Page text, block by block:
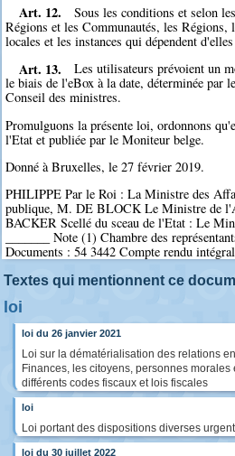
Art. 12.
Sous les conditions et selon
Régions et les Communautés, les Régions,
locales et les instances qui dépendent
Art. 13.
Les utilisateurs prévoient un
le biais de l'eBox à la date, déterminée par
Conseil des ministres.
Promulguons la présente loi, ordonnons
l'Etat et publiée par le Moniteur belge.
Donné à Bruxelles, le 27 février 2019.
PHILIPPE Par le Roi : La Ministre des
publique, M. DE BLOCK Le Ministre de
BACKER Scellé du sceau de l'Etat : Le
_______ Note (1) Chambre des
Documents : 54 3442 Compte rendu
Textes qui mentionnent ce
loi
loi du 26 janvier 2021
Loi sur la dématérialisation des relations
Finances, les citoyens, personnes morales
différents codes fiscaux et lois fiscales
loi
Loi portant des dispositions diverses
loi du 30 juillet 2022